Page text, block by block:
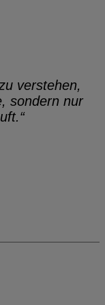
verstehen,
sondern nur